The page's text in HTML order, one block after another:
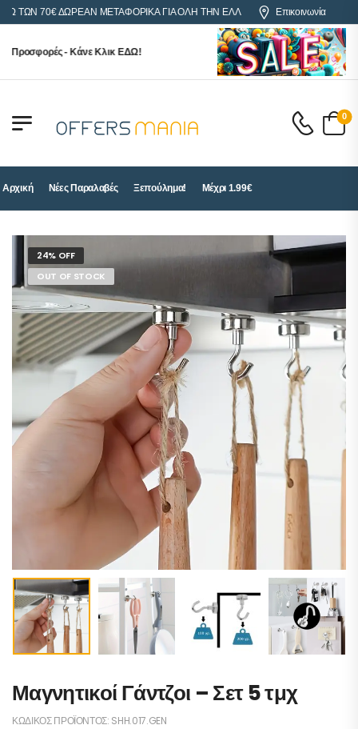
70€ ΔΩΡΕΑΝ ΜΕΤΑΦΟΡΙΚΑ ΓΙΑ ΟΛΗ ΤΗΝ ΕΛΛΑΔΑ Επικοινωνία
- Κάνε Κλικ ΕΔΩ!
0
Αρχική Νέες Παραλαβές Ξεπούλημα! Μέχρι 1.99€
24% OFF
OUT OF STOCK
Μαγνητικοί Γάντζοι – Σετ 5 τμχ
ΚΩΔΙΚΌΣ ΠΡΟΪΌΝΤΟΣ: SHH.017.GEN